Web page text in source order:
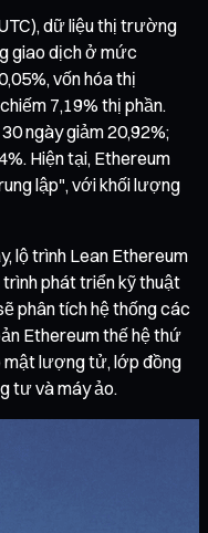
dữ liệu thị trường
giao dịch ở mức
vốn hóa thị
7,19% thị phần.
ngày giảm 20,92%;
Hiện tại, Ethereum
lập", với khối lượng
lộ trình Lean Ethereum
phát triển kỹ thuật
phân tích hệ thống các
Ethereum thế hệ thứ
mật lượng tử, lớp đồng
tư và máy ảo.